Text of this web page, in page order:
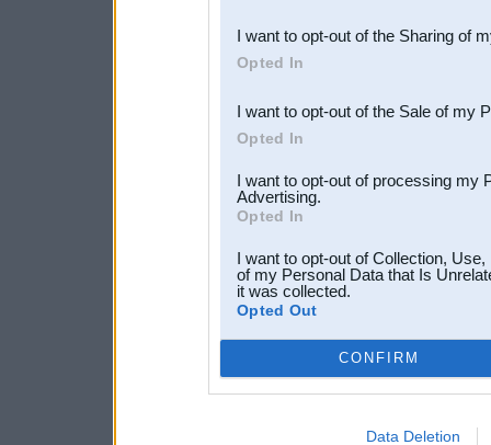
Downstream Participants
third parties.
I want to opt-out of the Sharing of
Opted In
I want to opt-out of the Sale of my
Opted In
I want to opt-out of processing my
Advertising.
Opted In
I want to opt-out of Collection,
of my Personal Data that Is
it was collected.
Opted Out
CONFIRM
Data Deletion